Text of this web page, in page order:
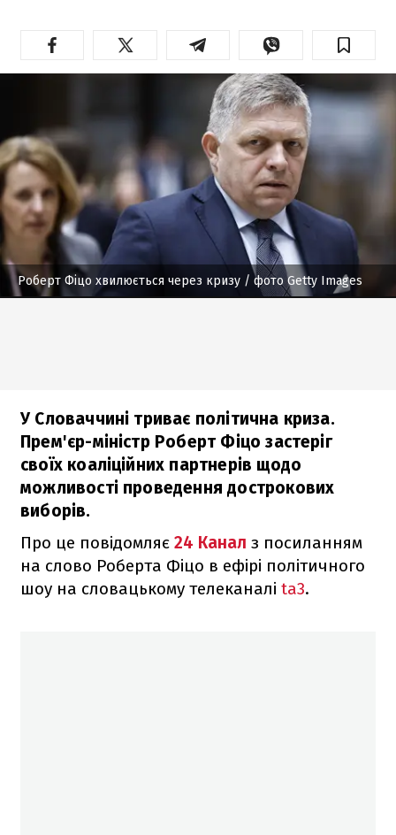
Роберт Фіцо хвилюється через кризу / фото Getty Images
У Словаччині триває політична криза.
Прем'єр-міністр Роберт Фіцо застеріг
своїх коаліційних партнерів щодо
можливості проведення дострокових
виборів.
Про це повідомляє 24 Канал з посиланням
на слово Роберта Фіцо в ефірі політичного
шоу на словацькому телеканалі ta3.